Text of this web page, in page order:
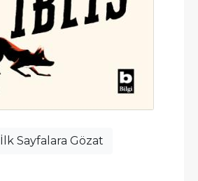
İlk Sayfalara Gözat